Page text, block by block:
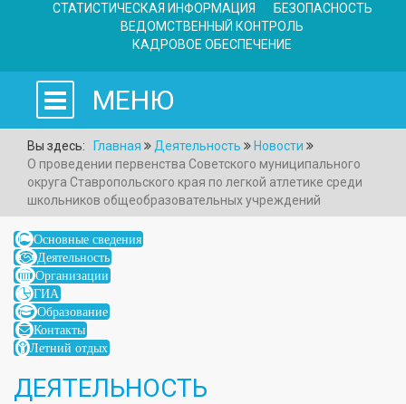
СТАТИСТИЧЕСКАЯ ИНФОРМАЦИЯ
БЕЗОПАСНОСТЬ
ВЕДОМСТВЕННЫЙ КОНТРОЛЬ
КАДРОВОЕ ОБЕСПЕЧЕНИЕ
МЕНЮ
Вы здесь: Главная Деятельность
Новости
О проведении первенства Советского муниципального
округа Ставропольского края по легкой атлетике среди
школьников общеобразовательных учреждений
Основные сведения
Деятельность
Организации
ГИА
Образование
Контакты
Летний отдых
ДЕЯТЕЛЬНОСТЬ